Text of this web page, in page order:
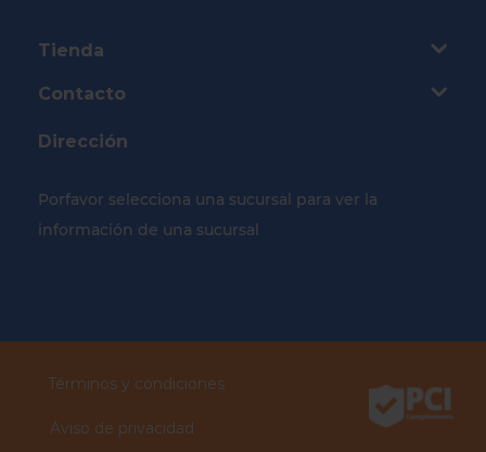
Tienda
Contacto
Dirección
Porfavor selecciona una sucursal para ver la
información de una sucursal
Términos y condiciones
Aviso de privacidad